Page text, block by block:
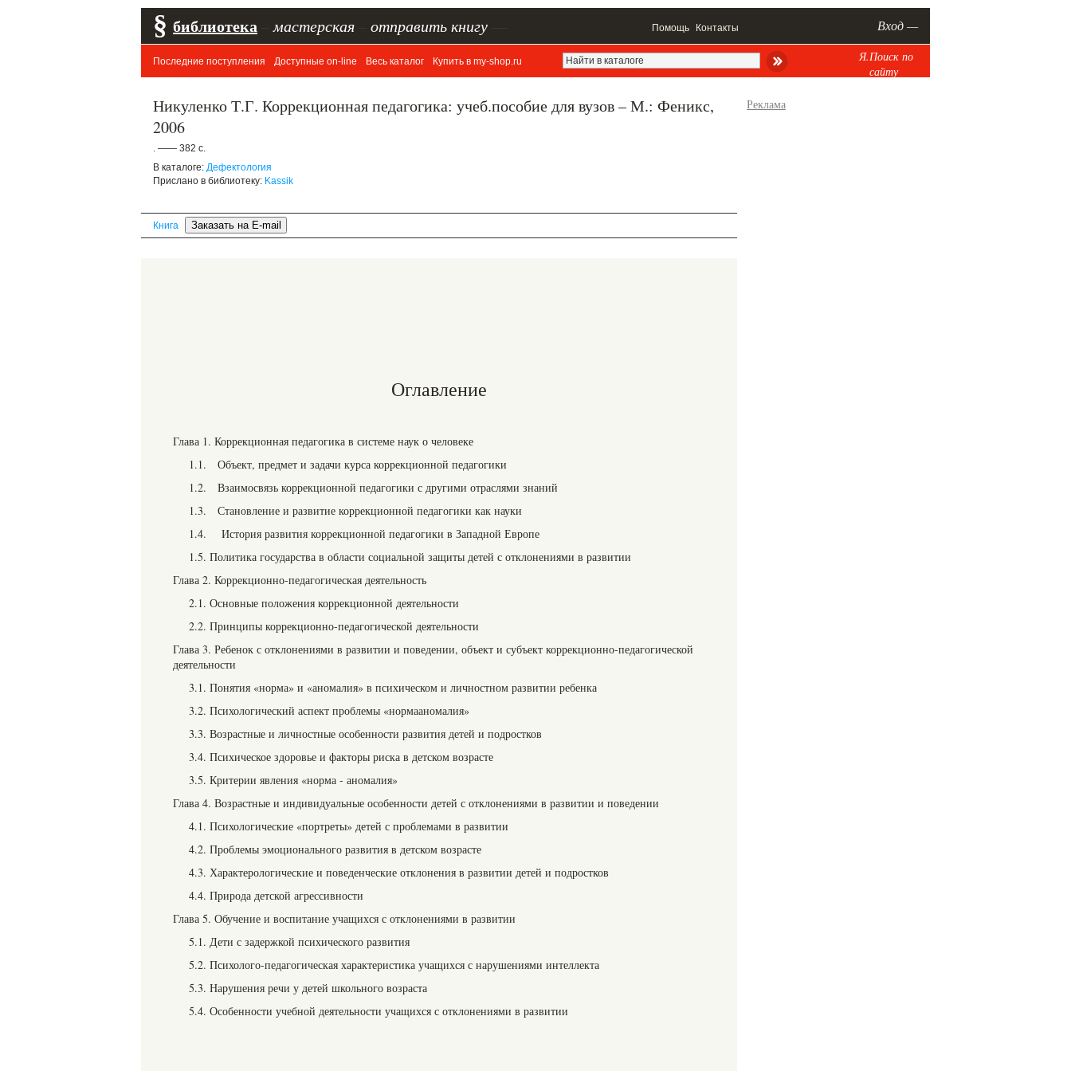
§ библиотека мастерская отправить книгу Помощь Контакты Вход —
Последние поступления Доступные on-line Весь каталог Купить в my-shop.ru
Я.Поиск по
сайту
Никуленко Т.Г. Коррекционная педагогика: учеб.пособие для вузов – М.: Феникс,
2006
. —— 382 с.
В каталоге: Дефектология
Прислано в библиотеку: Kassik
Книга
Оглавление
Глава 1. Коррекционная педагогика в системе наук о человеке
1.1. Объект, предмет и задачи курса коррекционной педагогики
1.2. Взаимосвязь коррекционной педагогики с другими отраслями знаний
1.3. Становление и развитие коррекционной педагогики как науки
1.4. История развития коррекционной педагогики в Западной Европе
1.5. Политика государства в области социальной защиты детей с отклонениями в развитии
Глава 2. Коррекционно-педагогическая деятельность
2.1. Основные положения коррекционной деятельности
2.2. Принципы коррекционно-педагогической деятельности
Глава 3. Ребенок с отклонениями в развитии и поведении, объект и субъект коррекционно-педагогической
деятельности
3.1. Понятия «норма» и «аномалия» в психическом и личностном развитии ребенка
3.2. Психологический аспект проблемы «нормааномалия»
3.3. Возрастные и личностные особенности развития детей и подростков
3.4. Психическое здоровье и факторы риска в детском возрасте
3.5. Критерии явления «норма - аномалия»
Глава 4. Возрастные и индивидуальные особенности детей с отклонениями в развитии и поведении
4.1. Психологические «портреты» детей с проблемами в развитии
4.2. Проблемы эмоционального развития в детском возрасте
4.3. Характерологические и поведенческие отклонения в развитии детей и подростков
4.4. Природа детской агрессивности
Глава 5. Обучение и воспитание учащихся с отклонениями в развитии
5.1. Дети с задержкой психического развития
5.2. Психолого-педагогическая характеристика учащихся с нарушениями интеллекта
5.3. Нарушения речи у детей школьного возраста
5.4. Особенности учебной деятельности учащихся с отклонениями в развитии
Реклама